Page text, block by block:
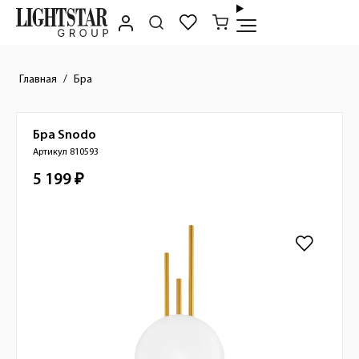
Главная Бра
Краткое описание товара
Бра Snodo
Артикул 810593
Стоимость товара
5 199 ₽